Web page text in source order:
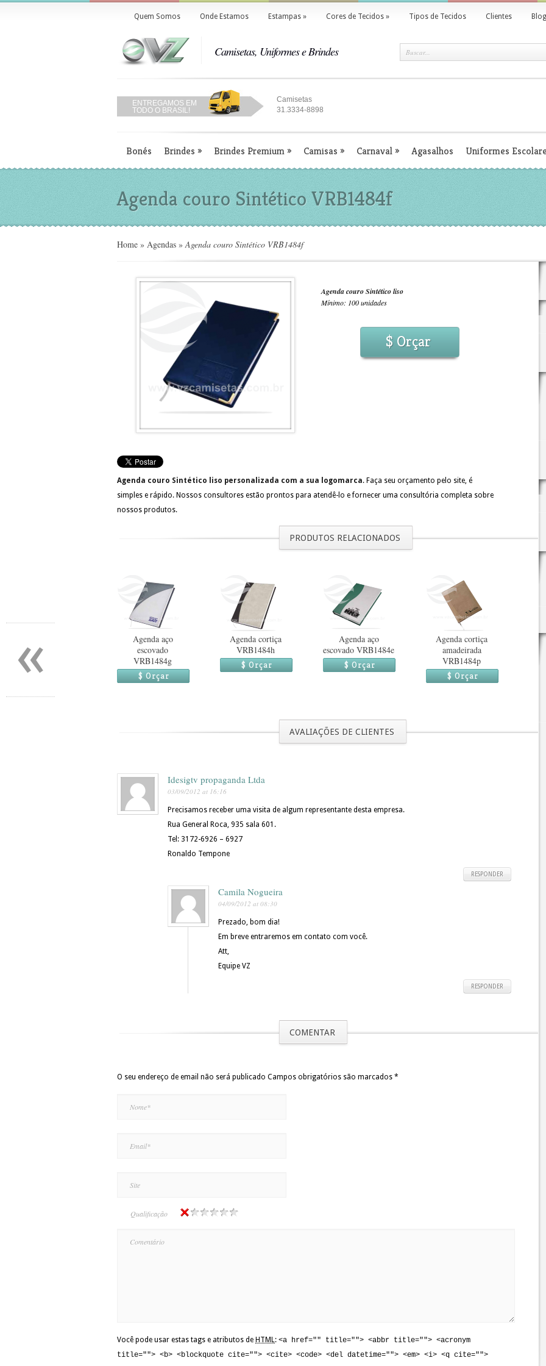
«
Quem Somos Onde Estamos Estampas» Cores de Tecidos» Tipos de Tecidos Clientes Blog
Camisetas, Uniformes e Brindes
ENTREGAMOS EM
TODO O BRASIL!
Camisetas
31.3334-8898
Bonés Brindes » Brindes Premium» Camisas » Carnaval» Agasalhos Uniformes
Agenda couro Sintético VRB1484f
Home » Agendas » Agenda couro Sintético VRB1484f
Agenda couro Sintético liso
Mínimo: 100 unidades
$ Orçar
Agenda couro Sintético liso personalizada com a sua logomarca. Faça seu orçamento pelo site, é
simples e rápido. Nossos consultores estão prontos para atendê-lo e fornecer uma consultória completa sobre
nossos produtos.
PRODUTOS RELACIONADOS
Agenda aço
escovado
VRB1484g
$ Orçar
Agenda cortiça
VRB1484h
$ Orçar
Agenda aço
escovado VRB1484e
$ Orçar
Agenda cortiça
amadeirada
VRB1484p
$ Orçar
AVALIAÇÕES DE CLIENTES
Idesigtv propaganda Ltda
03/09/2012 at 16:16
Precisamos receber uma visita de algum representante desta empresa.
Rua General Roca, 935 sala 601.
Tel: 3172-6926 – 6927
Ronaldo Tempone
RESPONDER
Camila Nogueira
04/09/2012 at 08:30
Prezado, bom dia!
Em breve entraremos em contato com você.
Att,
Equipe VZ
RESPONDER
COMENTAR
O seu endereço de email não será publicado Campos obrigatórios são marcados *
Qualificação
Você pode usar estas tags e atributos de HTML: <a href="" title=""> <abbr title=""> <acronym
title=""> <b> <blockquote cite=""> <cite> <code> <del datetime=""> <em> <i> <q cite="">